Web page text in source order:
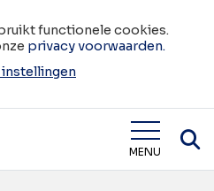
functionele cookies.
privacy voorwaarden.
MENU